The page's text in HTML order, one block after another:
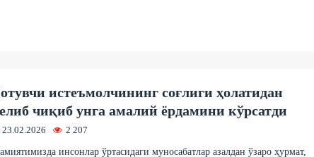
истеъмолчининг соғлиги ҳолатидан
чиқиб унга амалий ёрдамини кўрсатди
23.02.2026 2 207
инсонлар ўртасидаги муносабатлар азалдан ўзаро ҳурмат,